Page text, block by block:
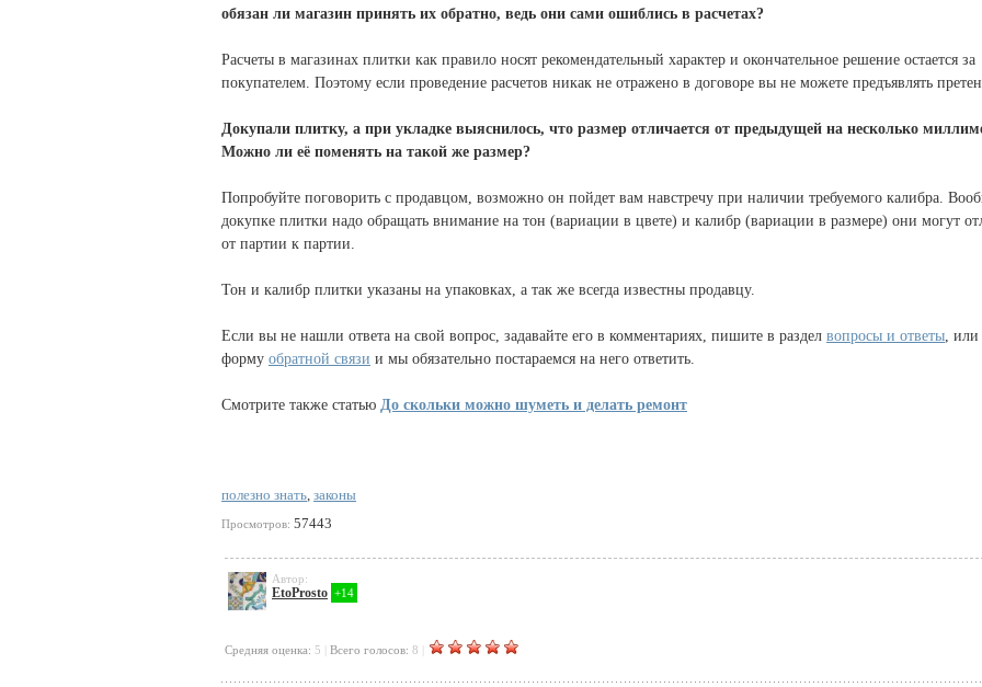
обязан ли магазин принять их обратно, ведь они сами ошиблись в расчетах?
Расчеты в магазинах плитки как правило носят рекомендательный характер и окончательное решение остается за
покупателем. Поэтому если проведение расчетов никак не отражено в договоре вы не можете предъявлять
Докупали плитку, а при укладке выяснилось, что размер отличается от предыдущей на несколько
Можно ли её поменять на такой же размер?
Попробуйте поговорить с продавцом, возможно он пойдет вам навстречу при наличии требуемого калибра.
докупке плитки надо обращать внимание на тон (вариации в цвете) и калибр (вариации в размере) они могут
от партии к партии.
Тон и калибр плитки указаны на упаковках, а так же всегда известны продавцу.
Если вы не нашли ответа на свой вопрос, задавайте его в комментариях, пишите в раздел вопросы и ответы ,
форму обратной связи и мы обязательно постараемся на него ответить.
Смотрите также статью До скольки можно шуметь и делать ремонт
полезно знать законы
Просмотров: 57443
Автор:
EtoProsto +14
Cредняя оценка: 5 Всего голосов: 8